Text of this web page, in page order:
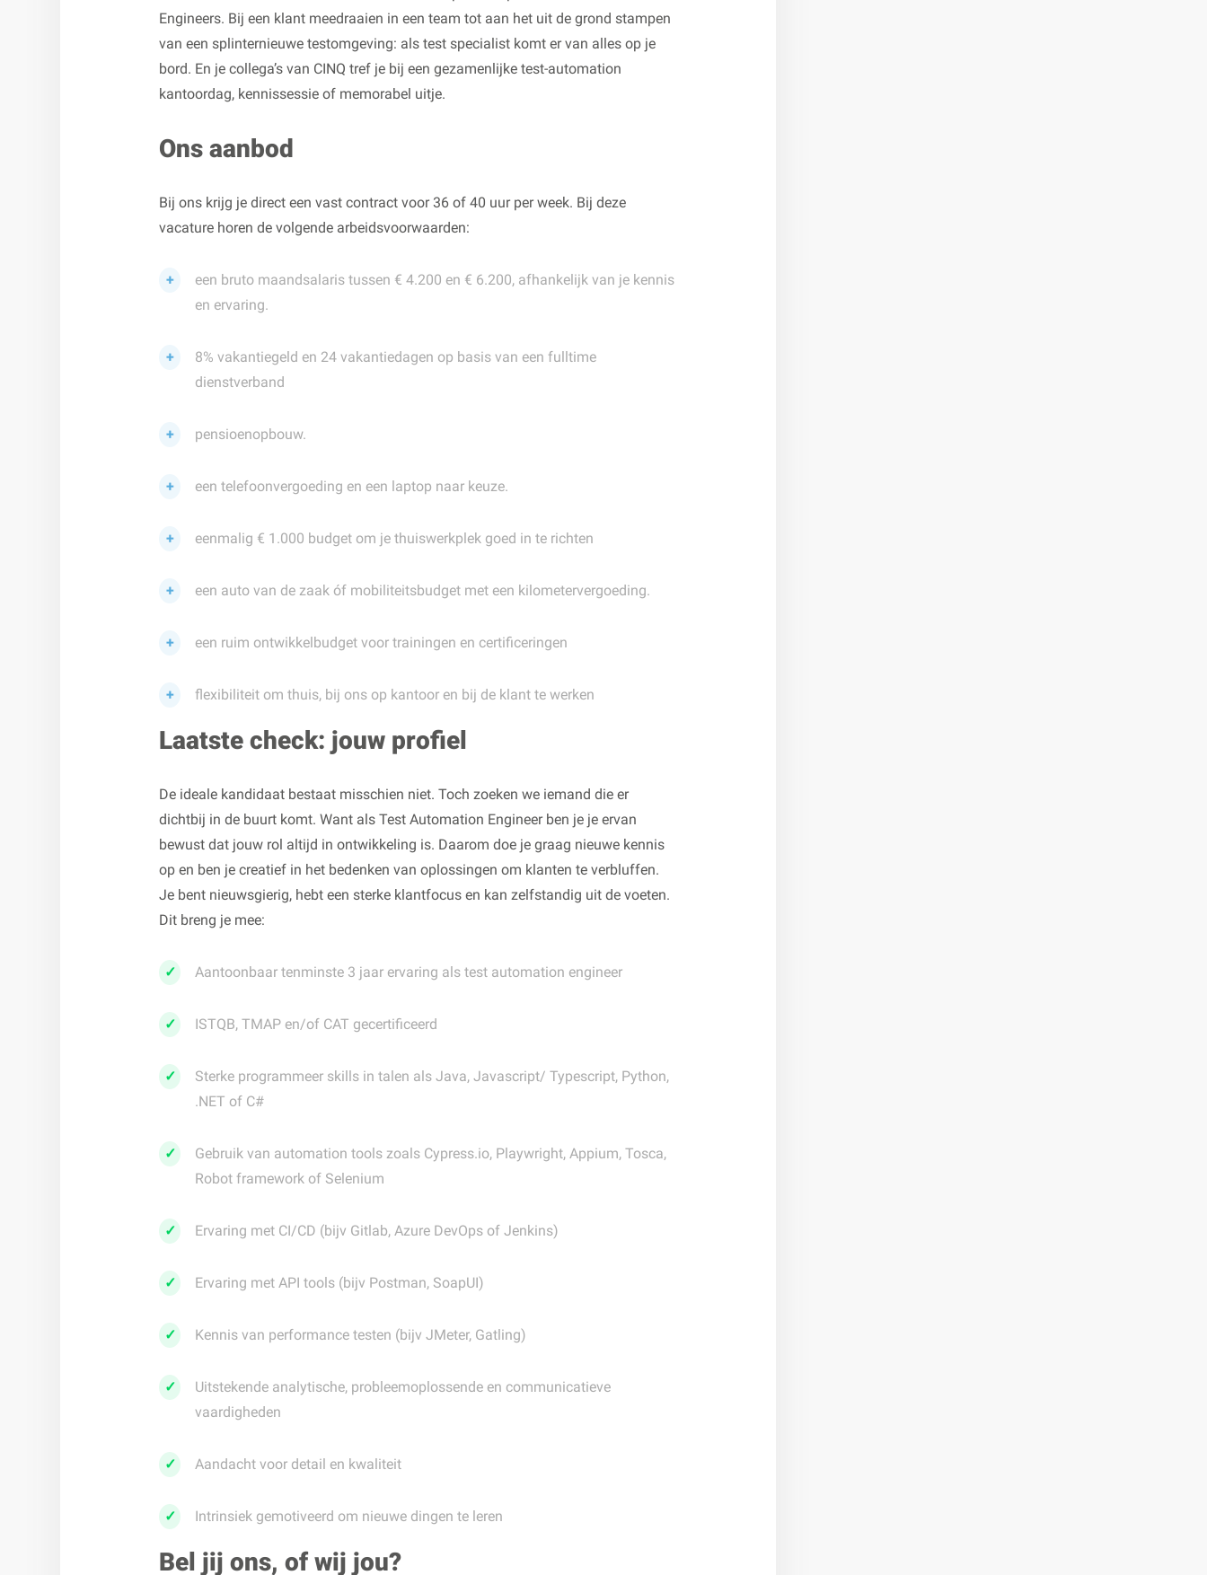
Engineers. Bij een klant meedraaien in een team tot aan het uit de grond stampen
van een splinternieuwe testomgeving: als test specialist komt er van alles op je
bord. En je collega’s van CINQ tref je bij een gezamenlijke test-automation
kantoordag, kennissessie of memorabel uitje.
Ons aanbod
Bij ons krijg je direct een vast contract voor 36 of 40 uur per week. Bij deze
vacature horen de volgende arbeidsvoorwaarden:
een bruto maandsalaris tussen € 4.200 en € 6.200, afhankelijk van je kennis
en ervaring.
8% vakantiegeld en 24 vakantiedagen op basis van een fulltime
dienstverband
pensioenopbouw.
een telefoonvergoeding en een laptop naar keuze.
eenmalig € 1.000 budget om je thuiswerkplek goed in te richten
een auto van de zaak óf mobiliteitsbudget met een kilometervergoeding.
een ruim ontwikkelbudget voor trainingen en certificeringen
flexibiliteit om thuis, bij ons op kantoor en bij de klant te werken
Laatste check: jouw profiel
De ideale kandidaat bestaat misschien niet. Toch zoeken we iemand die er
dichtbij in de buurt komt. Want als Test Automation Engineer ben je je ervan
bewust dat jouw rol altijd in ontwikkeling is. Daarom doe je graag nieuwe kennis
op en ben je creatief in het bedenken van oplossingen om klanten te verbluffen.
Je bent nieuwsgierig, hebt een sterke klantfocus en kan zelfstandig uit de voeten.
Dit breng je mee:
Aantoonbaar tenminste 3 jaar ervaring als test automation engineer
ISTQB, TMAP en/of CAT gecertificeerd
Sterke programmeer skills in talen als Java, Javascript/ Typescript, Python,
.NET of C#
Gebruik van automation tools zoals Cypress.io, Playwright, Appium, Tosca,
Robot framework of Selenium
Ervaring met CI/CD (bijv Gitlab, Azure DevOps of Jenkins)
Ervaring met API tools (bijv Postman, SoapUI)
Kennis van performance testen (bijv JMeter, Gatling)
Uitstekende analytische, probleemoplossende en communicatieve
vaardigheden
Aandacht voor detail en kwaliteit
Intrinsiek gemotiveerd om nieuwe dingen te leren
Bel jij ons, of wij jou?